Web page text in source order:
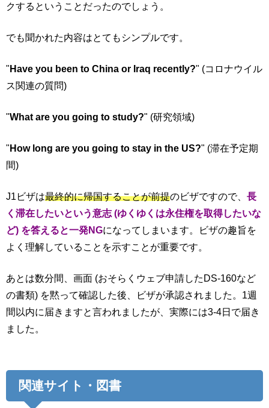
クするということだったのでしょう。
でも聞かれた内容はとてもシンプルです。
" Have you been to China or Iraq recently?" (コロナウイル
ス関連の質問)
"What are you going to study?" (研究領域)
" How long are you going to stay in the US?" (滞在予定期
間)
J1ビザは最終的に帰国することが前提のビザですので、 長
く滞在したいという意志 (ゆくゆくは永住権を取得したいな
ど) を答えると一発NGになってしまいます。ビザの趣旨を
よく理解していることを示すことが重要です。
あとは数分間、画面 (おそらくウェブ申請したDS-160など
の書類) を黙って確認した後、ビザが承認されました。1週
間以内に届きますと言われましたが、実際には3-4日で届き
ました。
関連サイト・図書